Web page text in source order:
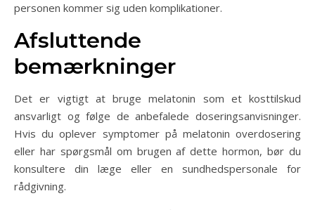
personen kommer sig uden komplikationer.
Afsluttende
bemærkninger
Det er vigtigt at bruge melatonin som et kosttilskud
ansvarligt og følge de anbefalede doseringsanvisninger.
Hvis du oplever symptomer på melatonin overdosering
eller har spørgsmål om brugen af dette hormon, bør du
konsultere din læge eller en sundhedspersonale for
rådgivning.